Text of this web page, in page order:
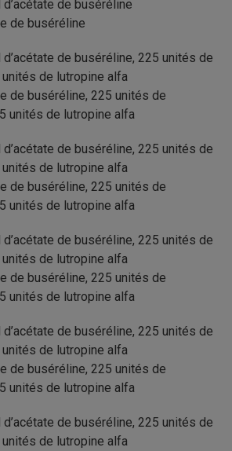
d’acétate de buséréline
de buséréline
d’acétate de buséréline, 225 unités de
de lutropine alfa
de buséréline, 225 unités de
unités de lutropine alfa
d’acétate de buséréline, 225 unités de
de lutropine alfa
de buséréline, 225 unités de
unités de lutropine alfa
d’acétate de buséréline, 225 unités de
de lutropine alfa
de buséréline, 225 unités de
unités de lutropine alfa
d’acétate de buséréline, 225 unités de
de lutropine alfa
de buséréline, 225 unités de
unités de lutropine alfa
d’acétate de buséréline, 225 unités de
de lutropine alfa